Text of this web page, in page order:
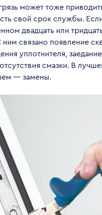
может тоже
свой срок службы.
двадцать или
связано появление
уплотнителя,
смазки. В
— замены.